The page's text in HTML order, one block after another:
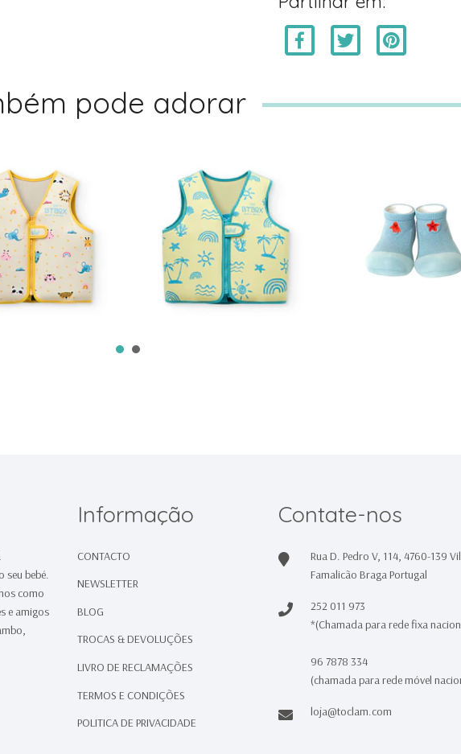
pode adorar
ZOO-
BTBOX
31,95€
COLETE
FLUTUADOR NEON
PALME...
31,95€
23,70€
seu bebé.
como
e amigos
Informação
CONTACTO
NEWSLETTER
BLOG
TROCAS & DEVOLUÇÕES
LIVRO DE RECLAMAÇÕES
TERMOS E CONDIÇÕES
POLITICA DE PRIVACIDADE
Contate-nos
Rua D. Pedro V, 114, 4760-139
Famalicão Braga Portugal
252 011 973
*(Chamada para rede fixa
96 7878 334
(chamada para rede móvel
loja@toclam.com